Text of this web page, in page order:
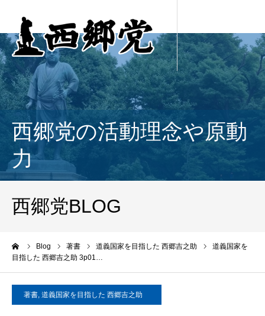
西郷党の活動理念や原動
力
西郷党BLOG
Blog 著書 道義国家を目指した 西郷吉之助
道義国家を
目指した 西郷吉之助 3p01…
著書, 道義国家を目指した 西郷吉之助